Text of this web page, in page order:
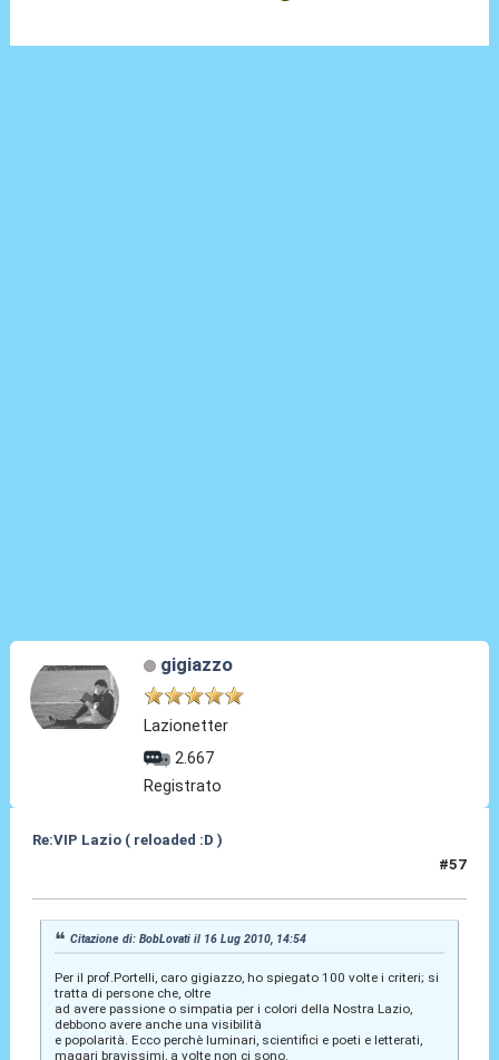
gigiazzo
Lazionetter
2.667
Registrato
Re:VIP Lazio ( reloaded :D )
#57
Citazione di: BobLovati il 16 Lug 2010, 14:54
Per il prof.Portelli, caro gigiazzo, ho spiegato 100 volte i criteri; si
tratta di persone che, oltre
ad avere passione o simpatia per i colori della Nostra Lazio,
debbono avere anche una visibilità
e popolarità. Ecco perchè luminari, scientifici e poeti e letterati,
magari bravissimi, a volte non ci sono.